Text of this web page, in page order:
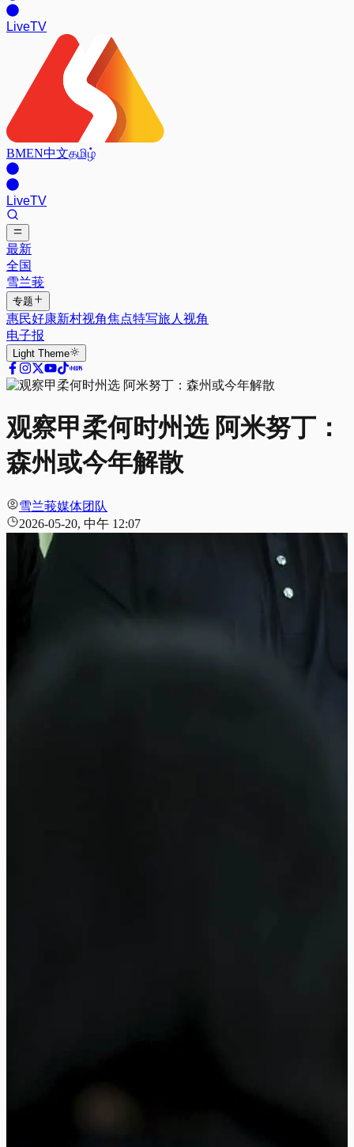
LiveTV
BMEN中文தமிழ்
LiveTV
最新
全国
雪兰莪
专题
惠民好康新村视角焦点特写旅人视角
电子报
Light Theme
观察甲柔何时州选 阿米努丁：
森州或今年解散
雪兰莪媒体团队
2026-05-20, 中午 12:07